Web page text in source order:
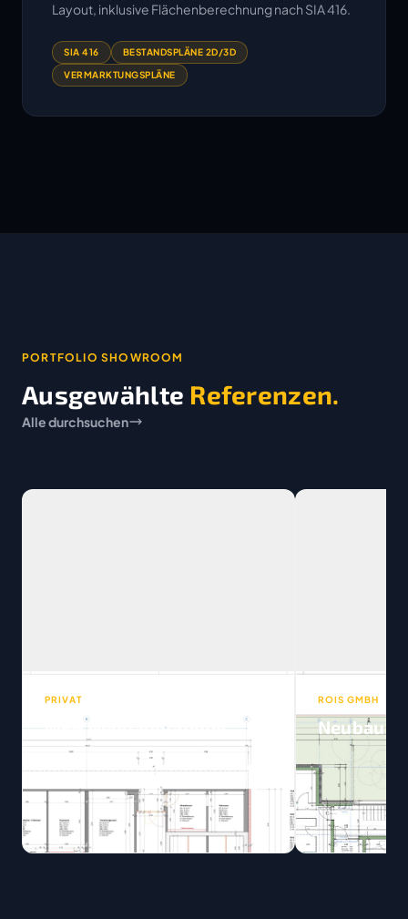
Layout, inklusive Flächenberechnung nach SIA 416.
SIA 416 BESTANDSPLÄNE 2D/3D
VERMARKTUNGSPLÄNE
PORTFOLIO SHOWROOM
Ausgewählte Referenzen.
Alle durchsuchen
PRIVAT
MFH Neubauplanung
ROIS GMBH
Neubau